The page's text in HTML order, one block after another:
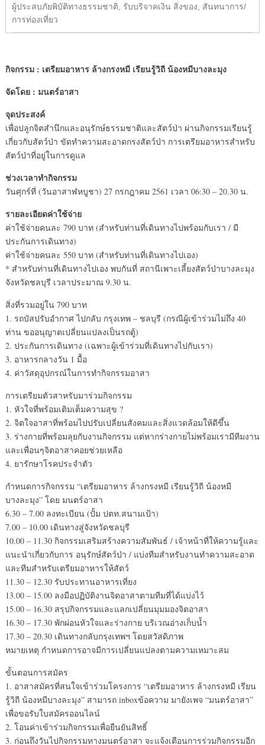
ผู้ประสบภัยพิบัติทางธรรมชาติ, รับบริจาคเงิน สิ่งของ, สันทนาการ/
การท่องเที่ยว
กิจกรรม : เตรียมอาหาร ล้างกรงหมี เรียนรู้วิถี น้องหมีบางละมุง
จัดโดย : มนตร์อาสา
จุดประสงค์
เพื่อปลูกจิตสำนึกและอนุรักษ์ธรรมชาติและสัตว์ป่า ผ่านกิจกรรมเรียนรู้
เกี่ยวกับสัตว์ป่า ขัดทำความสะอาดกรงสัตว์ป่า การเตรียมอาหารสำหรับ
สัตว์ป่าที่อยู่ในการดูแล
ช่วงเวลาทำกิจกรรม
วันศุกร์ที่ (วันอาสาฬหบูชา) 27 กรกฎาคม 2561 เวลา 06:30 – 20.30 น.
รายละเอียดค่าใช้จ่าย
ค่าใช้จ่ายคนละ 790 บาท (สำหรับท่านที่เดินทางไปพร้อมกับเรา / มี
ประกันการเดินทาง)
ค่าใช้จ่ายคนละ 550 บาท (สำหรับท่านที่เดินทางไปเอง)
* สำหรับท่านที่เดินทางไปเอง พบกันที่ สถานีเพาะเลี้ยงสัตว์ป่าบางละมุง
จังหวัดชลบุรี เวลาประมาณ 9.30 น.
สิ่งที่รวมอยู่ใน 790 บาท
1. รถบัสปรับอำกาศ ไปกลับ กรุงเทพ – ชลบุรี (กรณีผู้เข้าร่วมไม่ถึง 40
ท่าน ขออนุญาตเปลี่ยนแปลงเป็นรถตู้)
2. ประกันการเดินทาง (เฉพาะผู้เข้าร่วมที่เดินทางไปกับเรา)
3. อาหารกลางวัน 1 มื้อ
4. ค่าวัสดุอุปกรณ์ในการทำกิจกรรมอาสา
การเตรียมตัวสาหรับมาร่วมกิจกรรม
1. หัวใจที่พร้อมเติมเต็มความสุข ?
2. จิตใจอาสาที่พร้อมไปปรับเปลี่ยนสังคมและสิ่งแวดล้อมให้ดีขึ้น
3. ร่างกายที่พร้อมลุยกับงานกิจกรรม แต่หากร่างกายไม่พร้อมเรามีทีมงาน
และเพื่อนๆจิตอาสาคอยช่วยเหลือ
4. ยารักษาโรคประจำตัว
กำหนดการกิจกรรม “เตรียมอาหาร ล้างกรงหมี เรียนรู้วิถี น้องหมี
บางละมุง” โดย มนตร์อาสา
6.30 – 7.00 ลงทะเบียน (ปั้ม ปตท.สนามเป้า)
7.00 – 10.00 เดินทางสู่จังหวัดชลบุรี
10.00 – 11.30 กิจกรรมเสริมสร้างความสัมพันธ์ / เจ้าหน้าที่ให้ความรู้และ
แนะนำเกี่ยวกับการ อนุรักษ์สัตว์ป่า / แบ่งทีมสำหรับงานทำความสะอาด
และทีมสำหรับเตรียมอาหารให้สัตว์
11.30 – 12.30 รับประทานอาหารเที่ยง
13.00 – 15.00 ลงมือปฏิบัติงานจิตอาสาตามทีมที่ได้แบ่งไว้
15.00 – 16.30 สรุปกิจกรรมและแลกเปลี่ยนมุมมองจิตอาสา
16.30 – 17.30 พักผ่อนหัวใจและร่างกาย บริเวณอ่างเก็บน้ำ
17.30 – 20.30 เดินทางกลับกรุงเทพฯ โดยสวัสดิภาพ
หมายเหตุ กำหนดการอาจมีการเปลี่ยนแปลงตามความเหมาะสม
ขั้นตอนการสมัคร
1. อาสาสมัครที่สนใจเข้าร่วมโครงการ “เตรียมอาหาร ล้างกรงหมี เรียน
รู้วิถี น้องหมีบางละมุง” สามารถ inboxข้อความ มายังเพจ “มนตร์อาสา”
เพื่อขอรับใบสมัครออนไลน์
2. โอนค่าเข้าร่วมกิจกรรมเพื่อยืนยันสิทธิ์
3. ก่อนถึงวันไปกิจกรรมทางมนตร์อาสา จะแจ้งเตือนการร่วมกิจกรรมอีก